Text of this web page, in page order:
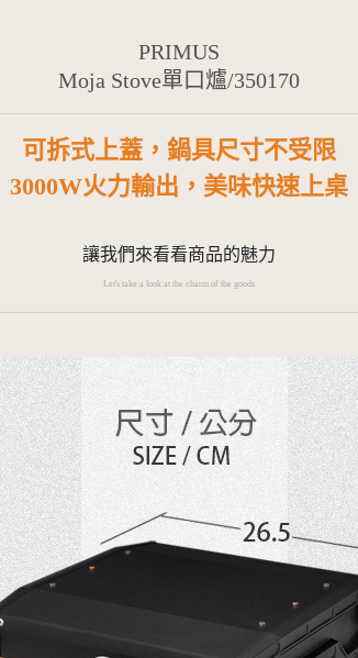
PRIMUS
Moja Stove單口爐/350170
可拆式上蓋，鍋具尺寸不受限
3000W火力輸出，美味快速上桌
讓我們來看看商品的魅力
Let's take a look at the charm of the goods